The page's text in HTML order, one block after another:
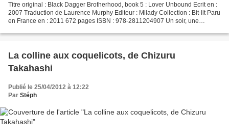
Titre original : Black Dagger Brotherhood, book 5 : Lover Unbound Ecrit en :
2007 Traduction de Laurence Murphy Editeur : Milady Collection : Bit-lit Paru
en France en : 2011 672 pages ISBN : 978-2811204907 Un soir, une
La colline aux coquelicots, de Chizuru
Takahashi
Publié le 25/04/2012 à 12:22
Par Stéph